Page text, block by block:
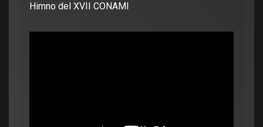
Himno del XVII CONAMI